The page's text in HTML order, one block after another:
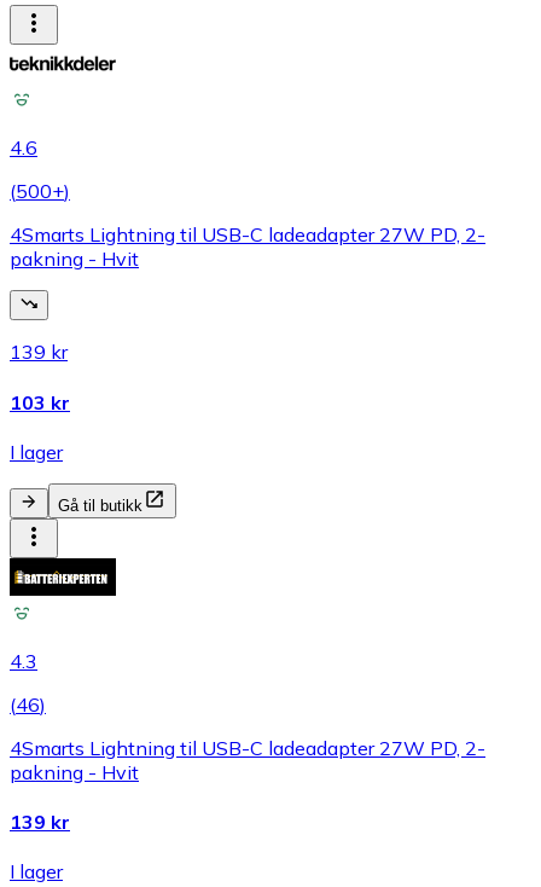
4.6
(500+)
4Smarts Lightning til USB-C ladeadapter 27W PD, 2-
pakning - Hvit
139 kr
103 kr
I lager
Gå til butikk
4.3
(46)
4Smarts Lightning til USB-C ladeadapter 27W PD, 2-
pakning - Hvit
139 kr
I lager